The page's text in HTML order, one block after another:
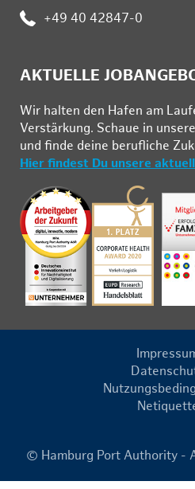
: +49 40 42847-0
AKTUELLE
Wir hal­ten den Ha­fen am
Ver­stär­kung. Schau­e in
und fin­de deine be­ruf­li­che
Hier findest Du unsere
© Hamburg Port Authority -